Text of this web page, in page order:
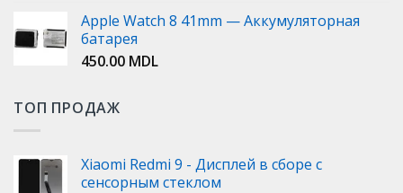
Apple Watch 8 41mm — Аккумуляторная
батарея
450.00 MDL
ТОП ПРОДАЖ
Xiaomi Redmi 9 - Дисплей в сборе с
сенсорным стеклом